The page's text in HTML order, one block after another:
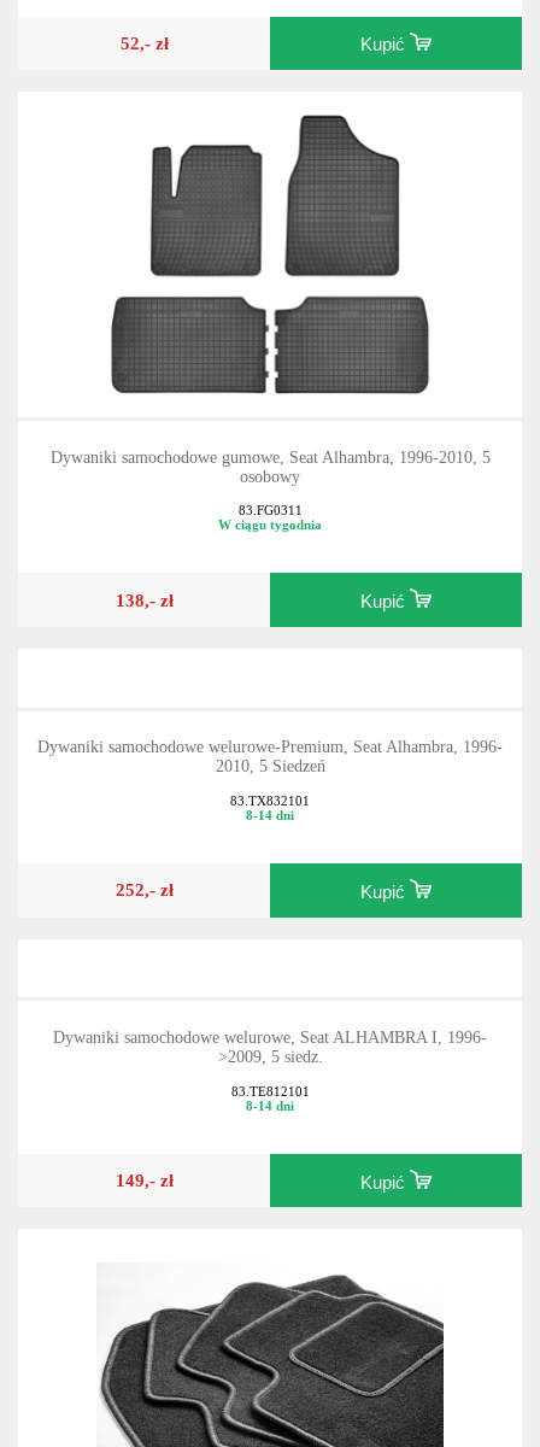
52,- zł Kupić
Dywaniki samochodowe gumowe, Seat Alhambra, 1996-2010, 5
osobowy
83.FG0311
W ciągu tygodnia
138,- zł Kupić
Dywaniki samochodowe welurowe-Premium, Seat Alhambra, 1996-
2010, 5 Siedzeń
83.TX832101
8-14 dni
252,- zł Kupić
Dywaniki samochodowe welurowe, Seat ALHAMBRA I, 1996-
>2009, 5 siedz.
83.TE812101
8-14 dni
149,- zł Kupić